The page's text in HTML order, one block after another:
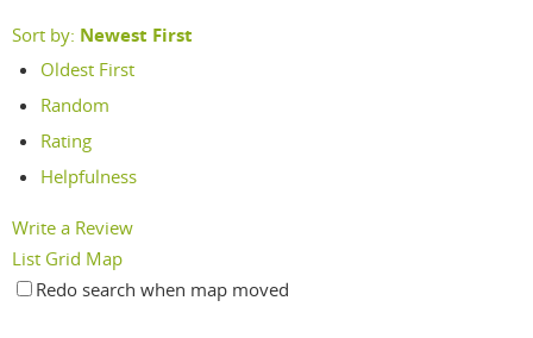
Sort by: Newest First
Oldest First
Random
Rating
Helpfulness
Write a Review
List Grid Map
Redo search when map moved